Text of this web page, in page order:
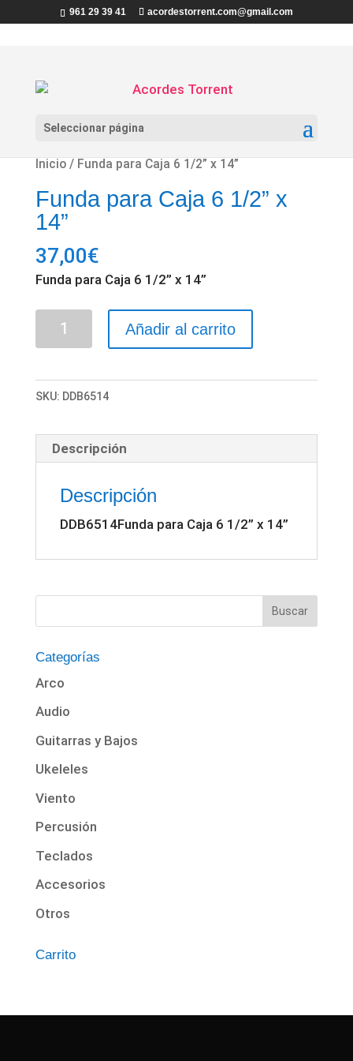
961 29 39 41 acordestorrent.com@gmail.com
Seleccionar página
Inicio/ Funda para Caja 6 1/2” x 14”
Funda para Caja 6 1/2” x
14”
37,00€
Funda para Caja 6 1/2” x 14”
Funda
6
14”
Añadir al carrito
SKU: DDB6514
Descripción
Descripción
DDB6514Funda para Caja 6 1/2” x 14”
Categorías
Arco
Audio
Guitarras y Bajos
Ukeleles
Viento
Percusión
Teclados
Accesorios
Otros
Carrito